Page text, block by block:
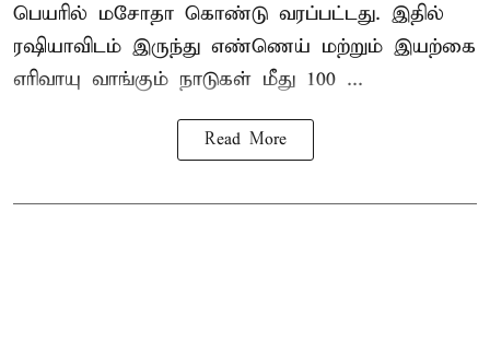
பெயரில் மசோதா கொண்டு வரப்பட்டது. இதில்
ரஷியாவிடம் இருந்து எண்ணெய் மற்றும் இயற்கை
எரிவாயு வாங்கும் நாடுகள் மீது 100 ...
Read More